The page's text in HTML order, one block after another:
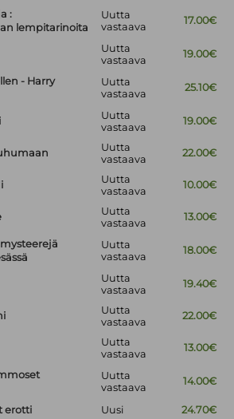
:
lempitarinoita
Uutta
vastaava
17.00€
Uutta
vastaava
19.00€
- Harry
Uutta
vastaava
25.10€
Uutta
vastaava
19.00€
Uutta
vastaava
22.00€
Uutta
vastaava
10.00€
Uutta
vastaava
13.00€
Uutta
vastaava
18.00€
Uutta
vastaava
19.40€
Uutta
vastaava
22.00€
Uutta
vastaava
13.00€
Uutta
vastaava
14.00€
erotti Uusi
24.70€